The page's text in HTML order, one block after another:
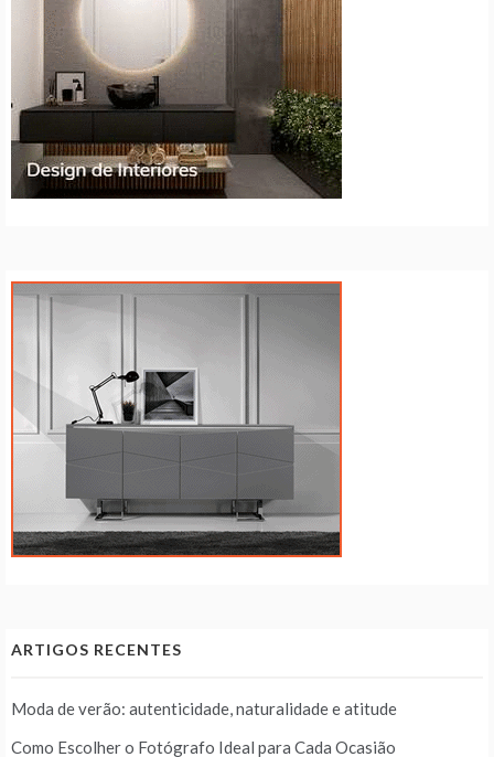
ARTIGOS RECENTES
Moda de verão: autenticidade, naturalidade e atitude
Como Escolher o Fotógrafo Ideal para Cada Ocasião